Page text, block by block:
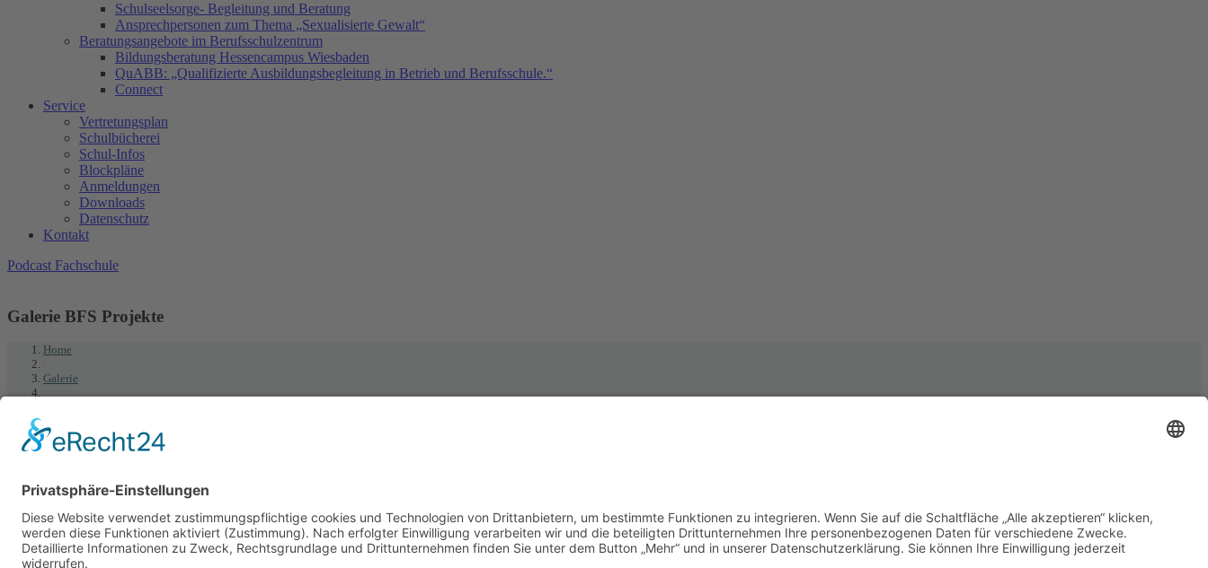
Schulseelsorge- Begleitung und Beratung
Ansprechpersonen zum Thema „Sexualisierte Gewalt“
Beratungsangebote im Berufsschulzentrum
Bildungsberatung Hessencampus Wiesbaden
QuABB: „Qualifizierte Ausbildungsbegleitung in Betrieb und Berufsschule.“
Connect
Service
Vertretungsplan
Schulbücherei
Schul-Infos
Blockpläne
Anmeldungen
Downloads
Datenschutz
Kontakt
Podcast Fachschule
Galerie BFS Projekte
Home
Galerie
0611/315270
0611/313987
poststelle@louise-schroeder-schule.wiesbaden.schulverwaltung.hessen.de